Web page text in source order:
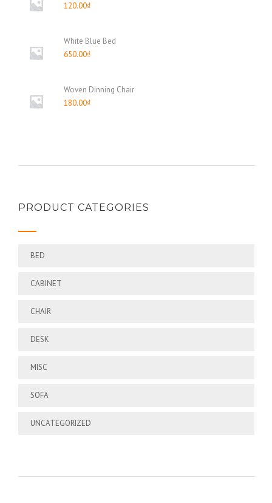
120.00₫
White Blue Bed
650.00₫
Woven Dinning Chair
180.00₫
PRODUCT CATEGORIES
BED
CABINET
CHAIR
DESK
MISC
SOFA
UNCATEGORIZED